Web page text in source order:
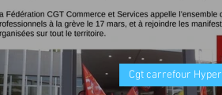
Cgt carrefour Hyper